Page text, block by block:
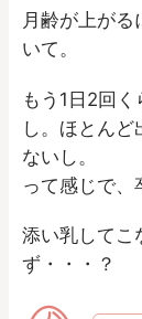
月齢が上が
いて。
もう1日2回
し。ほとん
ないし。
って感じで、
添い乳してこ
ず・・・？